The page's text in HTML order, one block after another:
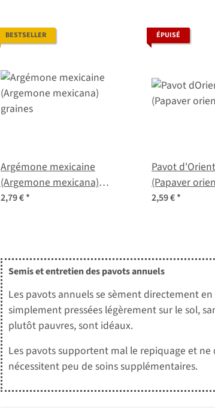
BESTSELLER
Argémone mexicaine
(Argemone mexicana)
graines
2,79 €*
ÉPUISÉ
Pavot
(Papaver
2,59 €*
Semis et entretien des pavots annuels
Les pavots annuels se sèment directement
simplement pressées légèrement sur le sol,
plutôt pauvres, sont idéaux.
Les pavots supportent mal le repiquage et
nécessitent peu de soins supplémentaires.